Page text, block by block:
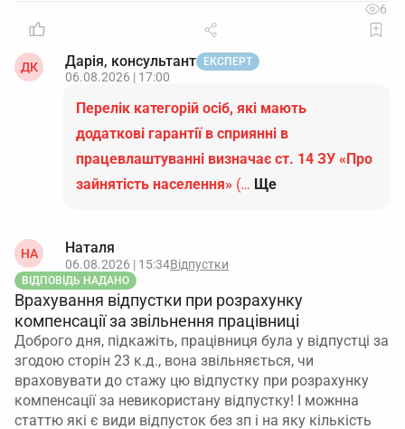
6
ДК Дарія, консультант ЕКСПЕРТ
06.08.2026 | 17:00
Перелік категорій осіб, які мають
додаткові гарантії в сприянні в
працевлаштуванні визначає ст. 14 ЗУ «Про
зайнятість населення» (… Ще
НА Наталя
06.08.2026 | 15:34Відпустки
ВІДПОВІДЬ НАДАНО
Врахування відпустки при розрахунку
компенсації за звільнення працівниці
Доброго дня, підкажіть, працівниця була у відпустці за
згодою сторін 23 к.д., вона звільняється, чи
враховувати до стажу цю відпустку при розрахунку
компенсації за невикористану відпустку! І можнна
статтю які є види відпусток без зп і на яку кількість